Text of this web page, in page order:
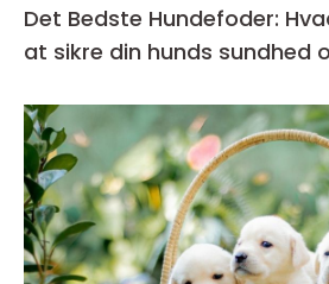
Det Bedste Hundefoder:
at sikre din hunds sundhed